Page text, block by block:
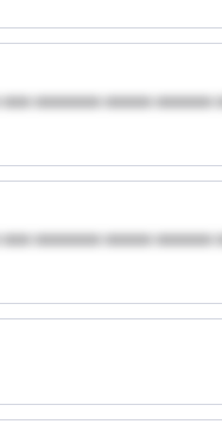
xxxxxxx xxxxx xxxxxx
xxxxxxx xxxxx xxxxxx